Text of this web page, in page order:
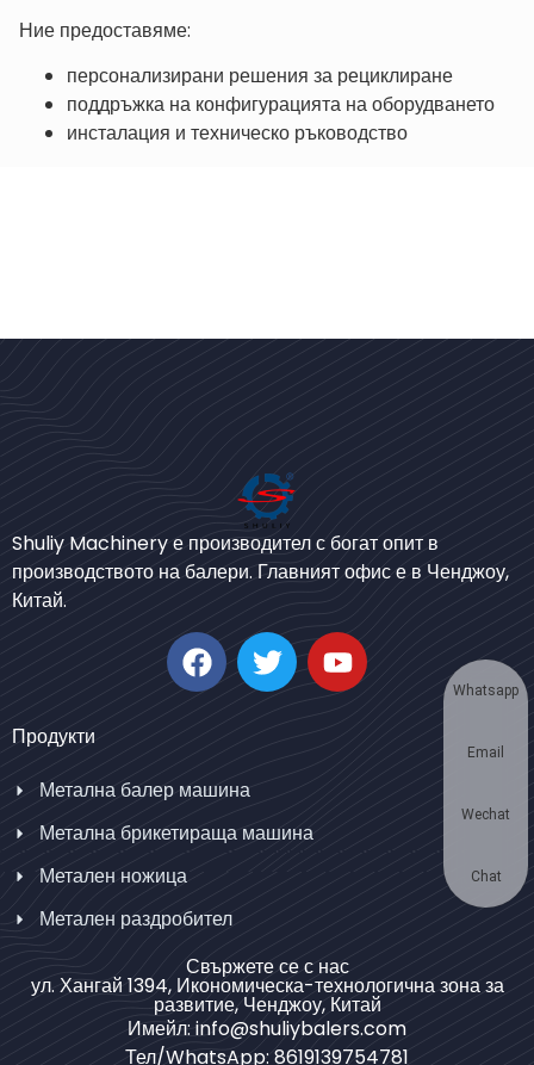
Ние предоставяме:
персонализирани решения за рециклиране
поддръжка на конфигурацията на оборудването
инсталация и техническо ръководство
Shuliy Machinery е производител с богат опит в
производството на балери. Главният офис е в Ченджоу,
Китай.
Продукти
Метална балер машина
Метална брикетираща машина
Метален ножица
Метален раздробител
Свържете се с нас
ул. Хангай 1394, Икономическа-технологична зона за
развитие, Ченджоу, Китай
Имейл: info@shuliybalers.com
Тел/WhatsApp: 8619139754781
French
Arabic
Portuguese
German
Korean
Urdu
Whatsapp
Email
Wechat
Chat